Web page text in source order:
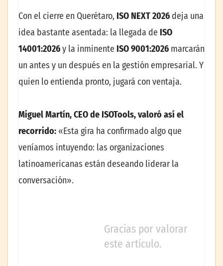
Con el cierre en Querétaro, ISO NEXT 2026 deja una
idea bastante asentada: la llegada de ISO
14001:2026y la inminente ISO 9001:2026 marcarán
un antes y un después en la gestión empresarial. Y
quien lo entienda pronto, jugará con ventaja.
Miguel Martín, CEO de ISOTools, valoró así el
recorrido: «Esta gira ha confirmado algo que
veníamos intuyendo: las organizaciones
latinoamericanas están deseando liderar la
conversación».
Gracias por valorar
este artículo.